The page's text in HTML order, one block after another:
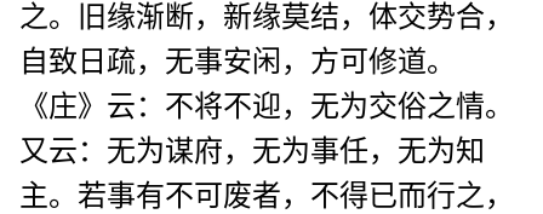
之。旧缘渐断，新缘莫结，体交势合，
自致日疏，无事安闲，方可修道。
《庄》云：不将不迎，无为交俗之情。
又云：无为谋府，无为事任，无为知
主。若事有不可废者，不得已而行之，